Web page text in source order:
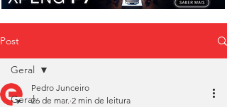
Post
Geral
Geral
Pedro Junceiro
26 de mar. 2 min de leitura